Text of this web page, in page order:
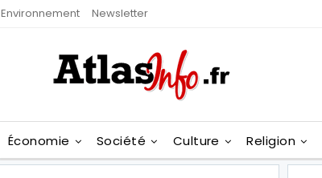
Environnement Newsletter
Économie Société Culture Religion